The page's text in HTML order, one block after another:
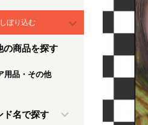
ぼり込む
の商品を探す
用品・その他
ド名で探す